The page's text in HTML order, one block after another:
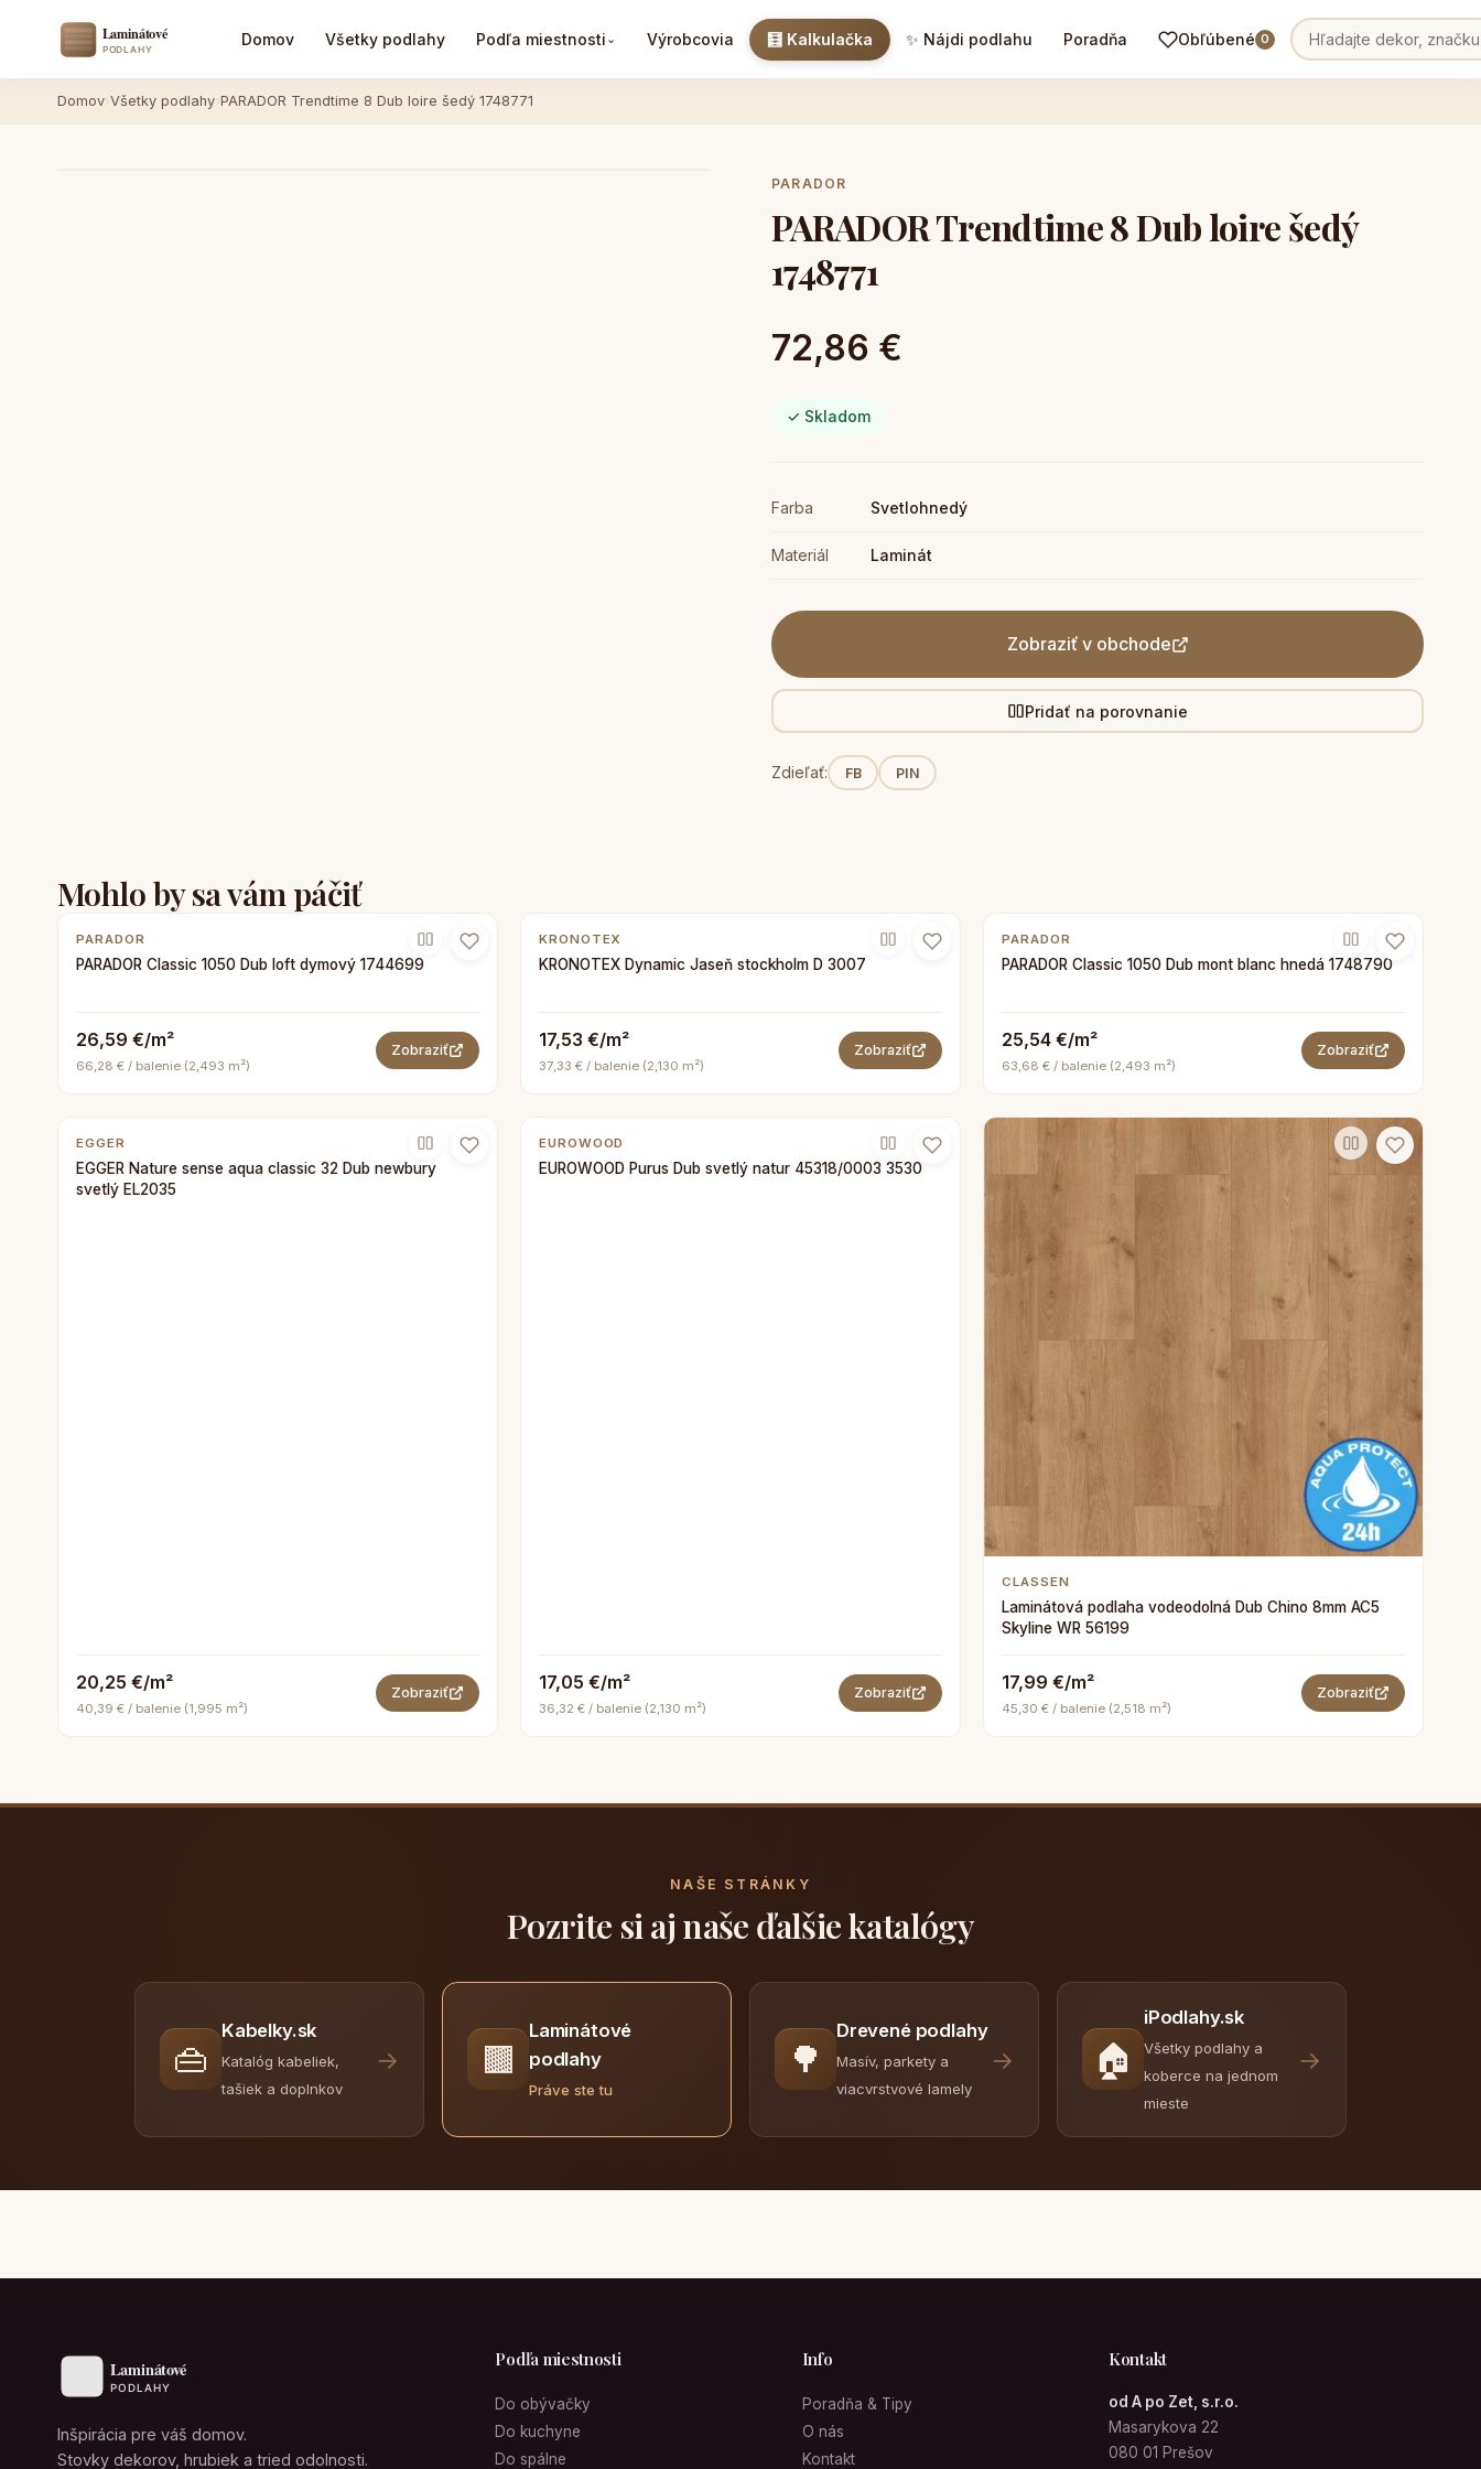
Domov Všetky podlahy Podľa miestnosti ⌄ Výrobcovia 🧮 Kalkulačka ✨ Nájdi podlahu Poradňa Obľúbené 0
Domov Všetky podlahy PARADOR Trendtime 8 Dub loire šedý 1748771
PARADOR
PARADOR Trendtime 8 Dub loire šedý
1748771
72,86 €
✓ Skladom
Farba Svetlohnedý
Materiál Laminát
Zobraziť v obchode
Pridať na porovnanie
Zdieľať: FB PIN
Mohlo by sa vám páčiť
PARADOR
PARADOR Classic 1050 Dub loft dymový 1744699
26,59 €/m²
66,28 € / balenie (2,493 m²)
Zobraziť
KRONOTEX
KRONOTEX Dynamic Jaseň stockholm D 3007
17,53 €/m²
37,33 € / balenie (2,130 m²)
Zobraziť
PARADOR
PARADOR Classic 1050 Dub mont blanc hnedá 1748790
25,54 €/m²
63,68 € / balenie (2,493 m²)
Zobraziť
EGGER
EGGER Nature sense aqua classic 32 Dub newbury
svetlý EL2035
20,25 €/m²
40,39 € / balenie (1,995 m²)
Zobraziť
EUROWOOD
EUROWOOD Purus Dub svetlý natur 45318/0003 3530
17,05 €/m²
36,32 € / balenie (2,130 m²)
Zobraziť
CLASSEN
Laminátová podlaha vodeodolná Dub Chino 8mm AC5
Skyline WR 56199
17,99 €/m²
45,30 € / balenie (2,518 m²)
Zobraziť
NAŠE STRÁNKY
Pozrite si aj naše ďalšie katalógy
👜
Kabelky.sk
Katalóg kabeliek,
tašiek a doplnkov
→ 🟫
Laminátové
podlahy
Práve ste tu
🌳
Drevené podlahy
Masív, parkety a
viacvrstvové lamely
→ 🏠
iPodlahy.sk
Všetky podlahy a
koberce na jednom
mieste
→
Inšpirácia pre váš domov.
Stovky dekorov, hrubiek a tried odolnosti.
Podľa miestnosti
Do obývačky
Do kuchyne
Do spálne
Info
Poradňa & Tipy
O nás
Kontakt
Kontakt
od A po Zet, s.r.o.
Masarykova 22
080 01 Prešov